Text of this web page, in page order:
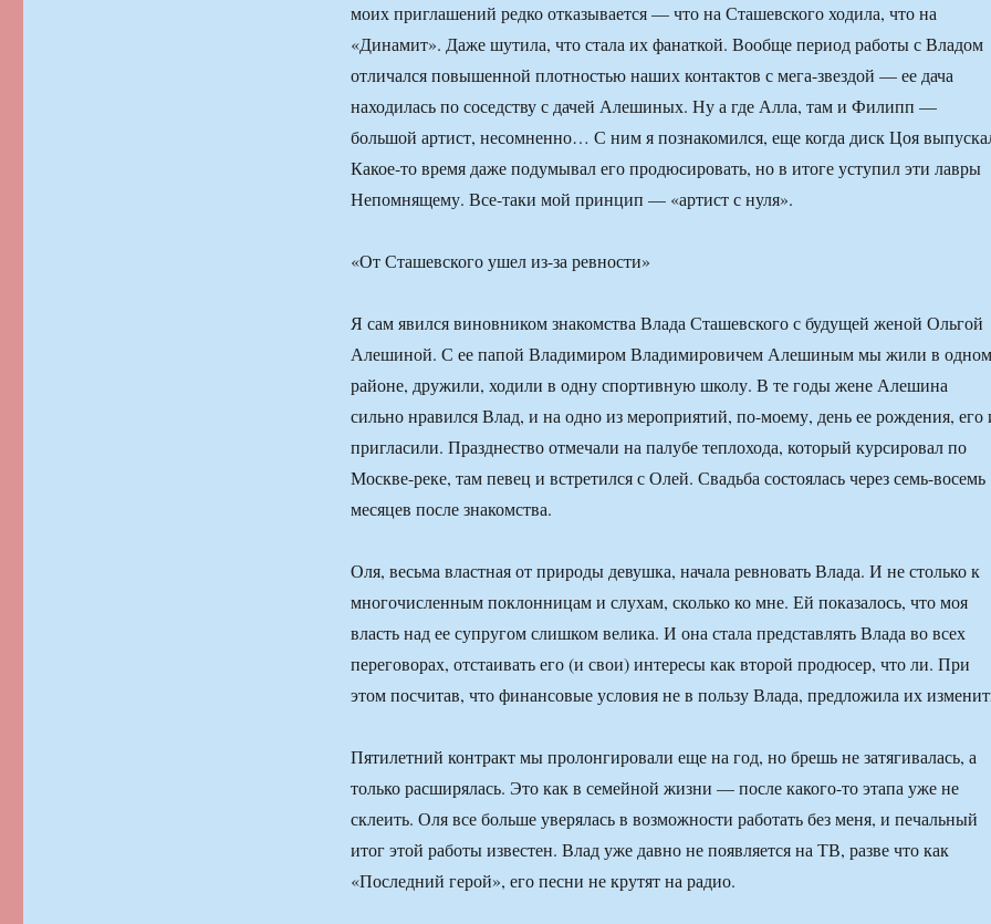
моих приглашений редко отказывается — что на Сташевского ходила, что на
«Динамит». Даже шутила, что стала их фанаткой. Вообще период работы с Владом
отличался повышенной плотностью наших контактов с мега-звездой — ее дача
находилась по соседству с дачей Алешиных. Ну а где Алла, там и Филипп —
большой артист, несомненно… С ним я познакомился, еще когда диск Цоя
Какое-то время даже подумывал его продюсировать, но в итоге уступил эти лавры
Непомнящему. Все-таки мой принцип — «артист с нуля».
«От Сташевского ушел из-за ревности»
Я сам явился виновником знакомства Влада Сташевского с будущей женой Ольгой
Алешиной. С ее папой Владимиром Владимировичем Алешиным мы жили в одном
районе, дружили, ходили в одну спортивную школу. В те годы жене Алешина
сильно нравился Влад, и на одно из мероприятий, по-моему, день ее рождения, его
пригласили. Празднество отмечали на палубе теплохода, который курсировал по
Москве-реке, там певец и встретился с Олей. Свадьба состоялась через семь-восемь
месяцев после знакомства.
Оля, весьма властная от природы девушка, начала ревновать Влада. И не столько к
многочисленным поклонницам и слухам, сколько ко мне. Ей показалось, что моя
власть над ее супругом слишком велика. И она стала представлять Влада во всех
переговорах, отстаивать его (и свои) интересы как второй продюсер, что ли. При
этом посчитав, что финансовые условия не в пользу Влада, предложила их
Пятилетний контракт мы пролонгировали еще на год, но брешь не затягивалась, а
только расширялась. Это как в семейной жизни — после какого-то этапа уже не
склеить. Оля все больше уверялась в возможности работать без меня, и печальный
итог этой работы известен. Влад уже давно не появляется на ТВ, разве что как
«Последний герой», его песни не крутят на радио.